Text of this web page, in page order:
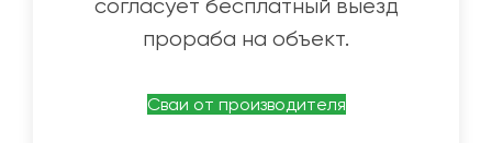
согласует бесплатный выезд
прораба на объект.
Сваи от производителя